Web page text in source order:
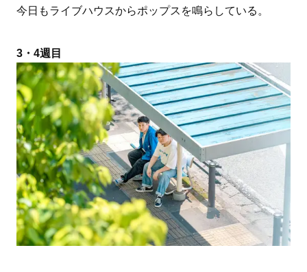
今日もライブハウスからポップスを鳴らしている。
3・4週目